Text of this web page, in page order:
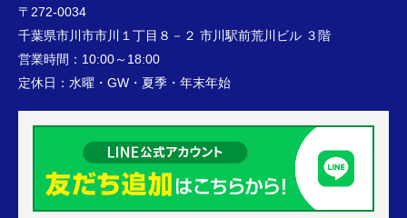
〒272-0034
千葉県市川市市川１丁目８－２ 市川駅前荒川ビル ３階
営業時間： 10:00～18:00
定休日： 水曜・GW・夏季・年末年始